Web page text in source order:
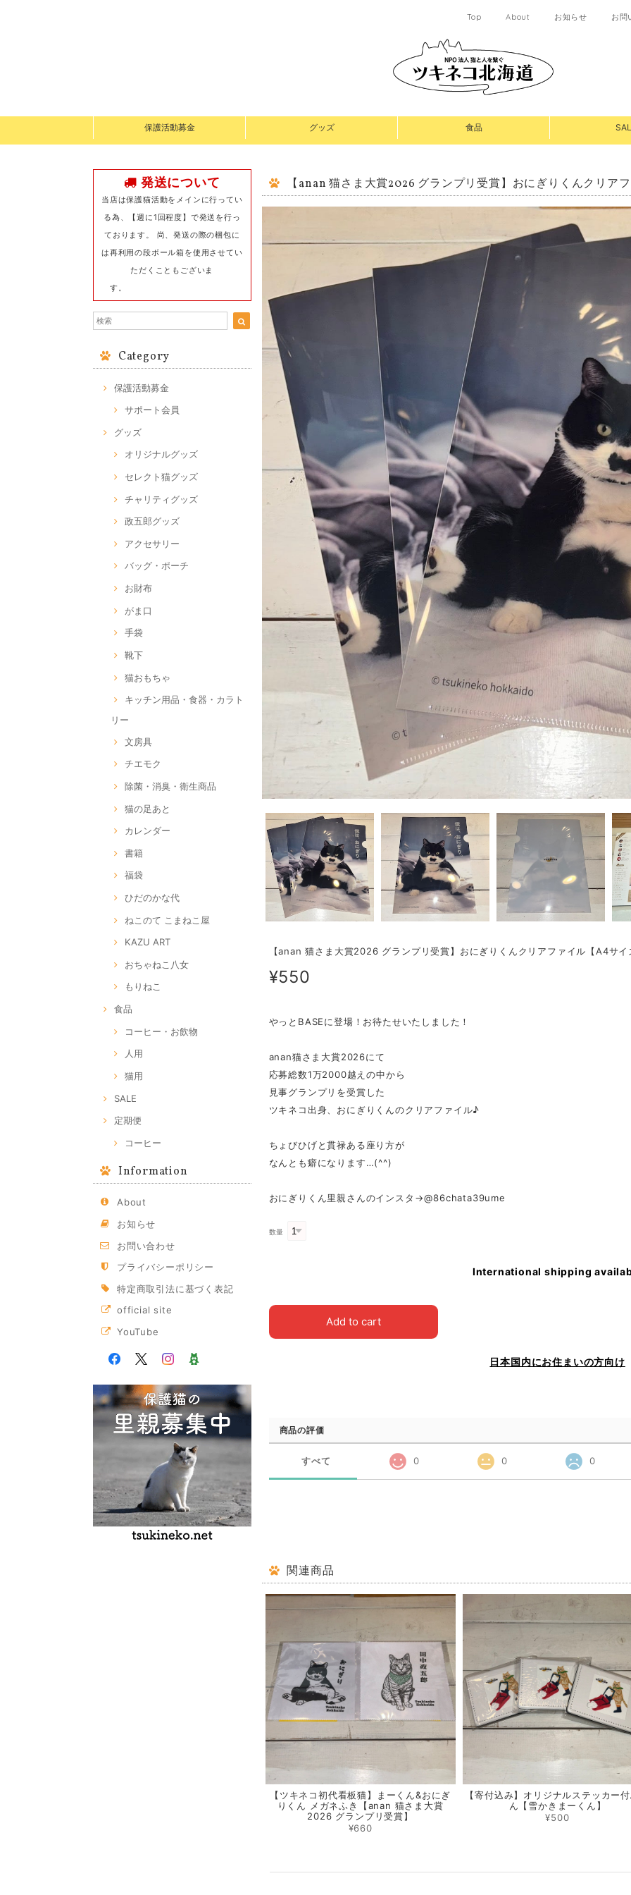
Top About お知らせ お問
保護活動募金 グッズ 食品
発送について
当店は保護猫活動をメインに行ってい
る為、【週に1回程度】で発送を行っ
ております。 尚、発送の際の梱包に
は再利用の段ボール箱を使用させてい
ただくこともございま
す。
Category
保護活動募金
サポート会員
グッズ
オリジナルグッズ
セレクト猫グッズ
チャリティグッズ
政五郎グッズ
アクセサリー
バッグ・ポーチ
お財布
がま口
手袋
靴下
猫おもちゃ
キッチン用品・食器・カラト
リー
文房具
チエモク
除菌・消臭・衛生商品
猫の足あと
カレンダー
書籍
福袋
ひだのかな代
ねこのて こまねこ屋
KAZU ART
おちゃねこ八女
もりねこ
食品
コーヒー・お飲物
人用
猫用
SALE
定期便
コーヒー
Information
About
お知らせ
お問い合わせ
プライバシーポリシー
特定商取引法に基づく表記
official site
YouTube
【anan 猫さま大賞2026 グランプリ受賞】おにぎりくんクリア
【anan 猫さま大賞2026 グランプリ受賞】おにぎりくんクリアファイル【A4サイ
¥550
やっとBASEに登場！お待たせいたしました！
anan猫さま大賞2026にて
応募総数1万2000越えの中から
見事グランプリを受賞した
ツキネコ出身、おにぎりくんのクリアファイル♪
ちょびひげと貫禄ある座り方が
なんとも癖になります…(^^)
おにぎりくん里親さんのインスタ→@86chata39ume
数量
International shipping
Add to cart
日本国内にお住まいの方向け
商品の評価
すべて 0 0 0
関連商品
【ツキネコ初代看板猫】まーくん&おにぎ
りくん メガネふき【anan 猫さま大賞
2026 グランプリ受賞】
¥660
【寄付込み】オリジナルステッカー
ん【雪かきまーくん】
¥500